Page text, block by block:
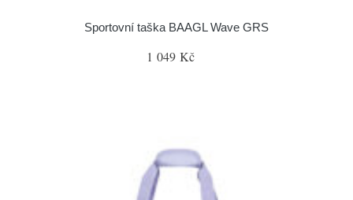
Sportovní taška BAAGL Wave GRS
1 049 Kč